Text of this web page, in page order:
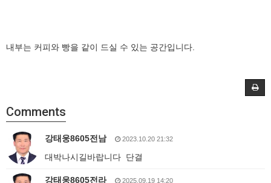
내부는 커피와 빵을 같이 드실 수 있는 공간입니다.
Comments
강태웅8605전남 2023.10.20 21:32
대박나시길바랍니다 단결
강태웅8605전라 2025.09.19 14:20